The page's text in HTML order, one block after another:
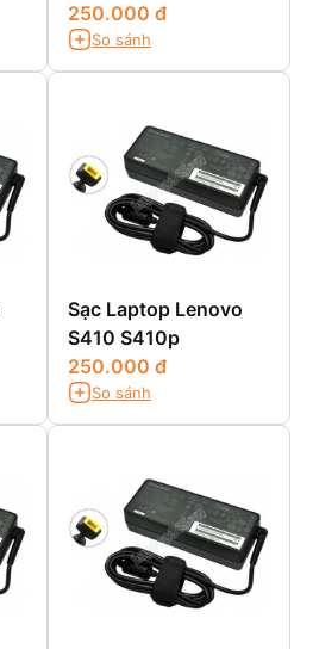
250.000 đ
So sánh
Sạc Laptop Lenovo
S410 S410p
250.000 đ
So sánh